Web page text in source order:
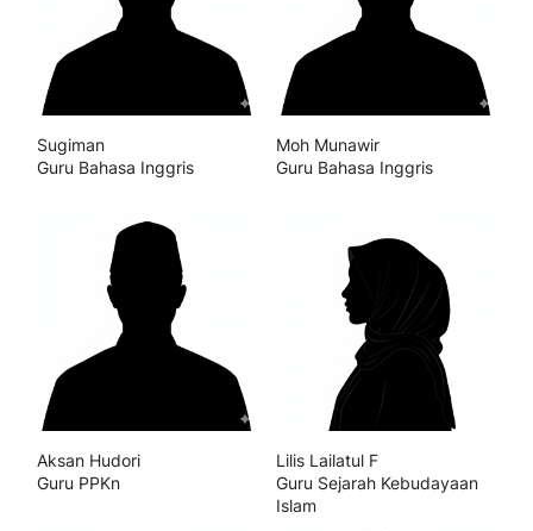
Sugiman
Guru Bahasa Inggris
Moh Munawir
Guru Bahasa Inggris
Aksan Hudori
Guru PPKn
Lilis Lailatul F
Guru Sejarah Kebudayaan
Islam